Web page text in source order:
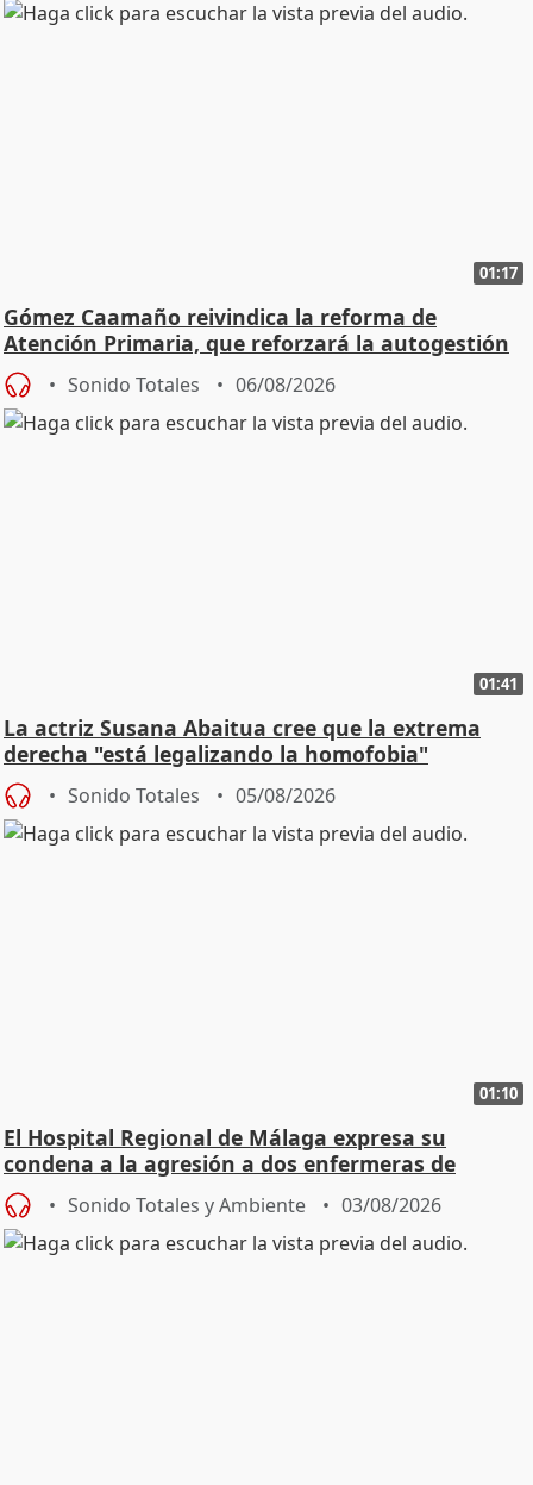
01:17
Gómez Caamaño reivindica la reforma de
Atención Primaria, que reforzará la autogestión
Sonido Totales 06/08/2026
01:41
La actriz Susana Abaitua cree que la extrema
derecha "está legalizando la homofobia"
Sonido Totales 05/08/2026
01:10
El Hospital Regional de Málaga expresa su
condena a la agresión a dos enfermeras de
Urgencias
Sonido Totales y Ambiente 03/08/2026